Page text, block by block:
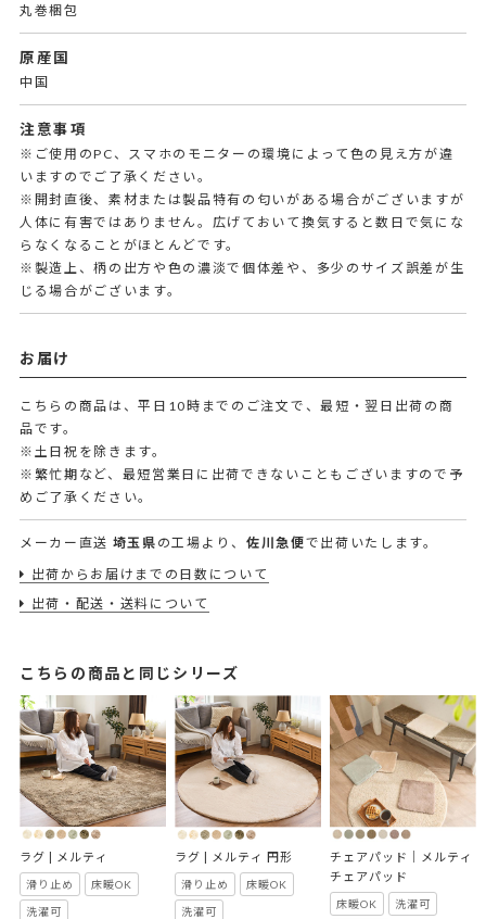
丸巻梱包
原産国
中国
注意事項
※ご使用のPC、スマホのモニターの環境によって色の見え方が違
いますのでご了承ください。
※開封直後、素材または製品特有の匂いがある場合がございますが
人体に有害ではありません。広げておいて換気すると数日で気にな
らなくなることがほとんどです。
※製造上、柄の出方や色の濃淡で個体差や、多少のサイズ誤差が生
じる場合がございます。
お届け
こちらの商品は、平日10時までのご注文で、最短・翌日出荷の商
品です。
※土日祝を除きます。
※繁忙期など、最短営業日に出荷できないこともございますので予
めご了承ください。
メーカー直送 埼玉県 の工場より、 佐川急便で出荷いたします。
出荷からお届けまでの日数について
出荷・配送・送料について
こちらの商品と同じシリーズ
ラグ | メルティ
滑り止め 床暖OK
洗濯可
ラグ | メルティ 円形
滑り止め 床暖OK
洗濯可
チェアパッド｜メルティ
チェアパッド
床暖OK 洗濯可